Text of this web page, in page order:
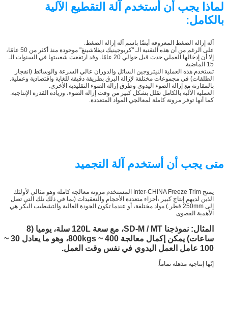
لماذا يجب أن أستخدم آلة التقطيع الآلية
بالكامل:
آلة إزالة الضغط المعروفة أيضًا باسم آلة إزالة الضغط.
على الرغم من أن هذه التقنية الـ "كريوجينيك ديفلاشينغ" موجودة منذ أكثر من 50 عامًا،
إلا أن إدخالها العملي حدث قبل حوالي 20 عامًا. وقد ارتفعت شعبيتها في السنوات الـ
15 الماضية.
تستخدم هذه العملية النيتروجين السائل والدوران عالي السرعة والوسائط (انفجار
الطلقات) في مجموعات مختلفة لإزالة البرق بطريقة دقيقة للغاية واقتصادية وعملية.
بالمقارنة مع إزالة الضوء اليدوي وطرق إزالة الضوء التقليدية الأخرى.
العملية الآلية بالكامل تقلل بشكل كبير من وقت إزالة الضوء، وزيادة القدرة الإنتاجية.
كما أنها توفر مرونة كاملة لمعالجي المواد المتعددة.
متى يجب أن أستخدم آلة التجميد
يمنح Inter-CHINA Freeze Trim المستخدم مرونة معالجة كاملة وهو مثالي لأولئك
الذين لديهم إنتاج كبير ،أجزاء متعددة الأحجام والتعقيدات (بما في ذلك تلك التي تصل
إلى 250mm قطر.) مواد مختلفة، أو عندما تكون الجودة العالية والتشطيب البكر هي
الأهمية القصوى
المثال: نموذجنا SD-M / MT، مع سعة 120L سلة، يوميا (8
ساعات) يمكن إكمال معالجة 400 ~ 800kgs، وهو ما يعادل 30 ~
100 عامل العمل اليدوي في نفس وقت العمل.
إنّها إنتاجية مذهلة تماماً.